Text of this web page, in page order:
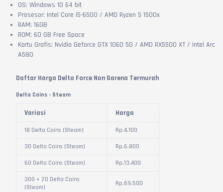
OS: Windows 10 64 bit
Prosesor: Intel Core i5-6500 / AMD Ryzen 5 1500x
RAM: 16GB
ROM: 60 GB Free Space
Kartu Grafis: Nvidia Geforce GTX 1060 5G / AMD RX5500 XT / Intel Arc
A580
Daftar Harga Delta Force Non Garena Termurah
Delta Coins - Steam
Variasi Harga
18 Delta Coins (Steam) Rp.4.100
30 Delta Coins (Steam) Rp.6.800
60 Delta Coins (Steam) Rp.13.400
300 + 20 Delta Coins
(Steam)
Rp.69.500